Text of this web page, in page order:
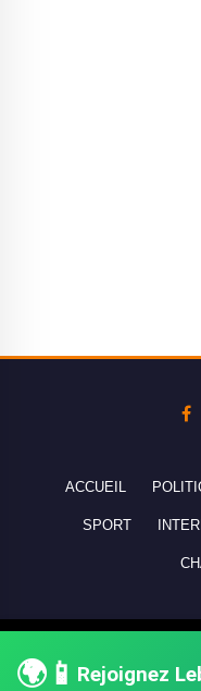
🌍📱 Rejoignez
ACCUEIL
SPORT